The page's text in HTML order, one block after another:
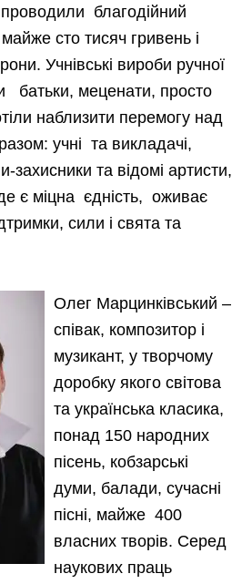
благодійний
сто тисяч гривень і
Учнівські вироби ручної
батьки, меценати, просто
наблизити перемогу над
учні та викладачі,
захисники та відомі артисти,
є міцна єдність, оживає
сили і свята та
Олег Марцинківський –
співак, композитор і
музикант, у творчому
доробку якого світова
та українська класика,
понад 150 народних
пісень, кобзарські
думи, балади, сучасні
пісні, майже 400
власних творів. Серед
наукових праць